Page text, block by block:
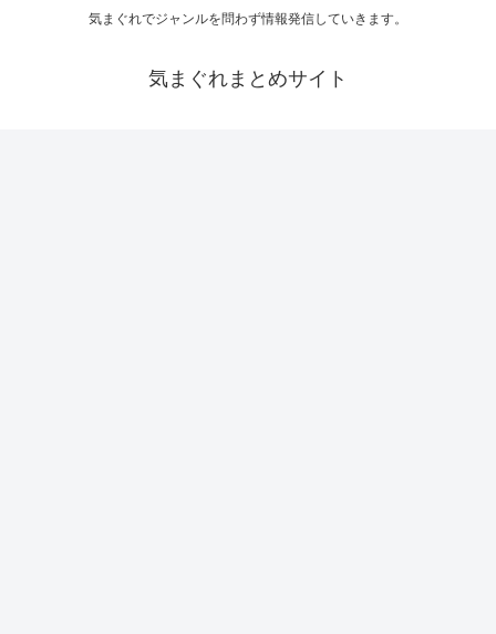
気まぐれでジャンルを問わず情報発信していきます。
気まぐれまとめサイト